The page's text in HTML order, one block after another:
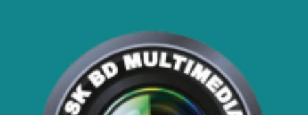
বাংলাদেশের টিকা নিরাপত্তা ও স্বাস্থ্য
সার্বভৌমত্ব: এখনই দেশীয় ভ্যাকসিন
উৎপাদনে জাতীয় বিনিয়োগের সময়